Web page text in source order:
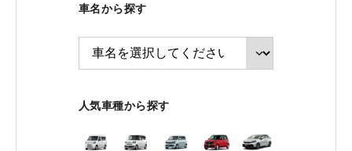
車名から探す
人気車種から探す